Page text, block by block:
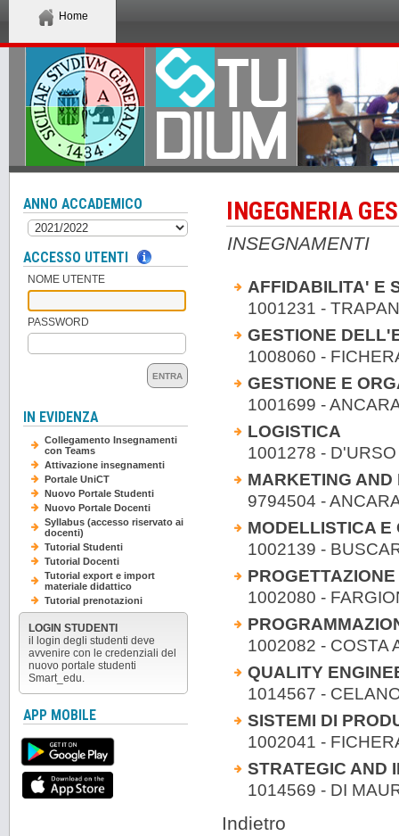
Home
INGEGNERIA
INSEGNAMENTI
AFFIDABILITA' E
1001231 -
GESTIONE
1008060 -
GESTIONE E
1001699 -
LOGISTICA
1001278 -
MARKETING AND
9794504 -
MODELLISTICA E
1002139 -
1002080 -
1002082 - COSTA
QUALITY
1014567 -
SISTEMI DI
1002041 -
STRATEGIC AND
1014569 - DI
Indietro
ANNO ACCADEMICO
ACCESSO UTENTI
NOME UTENTE
PASSWORD
ENTRA
IN EVIDENZA
Collegamento Insegnamenti
con Teams
Attivazione insegnamenti
Portale UniCT
Nuovo Portale Studenti
Nuovo Portale Docenti
Syllabus (accesso riservato ai
docenti)
Tutorial Studenti
Tutorial Docenti
Tutorial export e import
materiale didattico
Tutorial prenotazioni
LOGIN STUDENTI
il login degli studenti deve
avvenire con le credenziali del
nuovo portale studenti
Smart_edu.
APP MOBILE